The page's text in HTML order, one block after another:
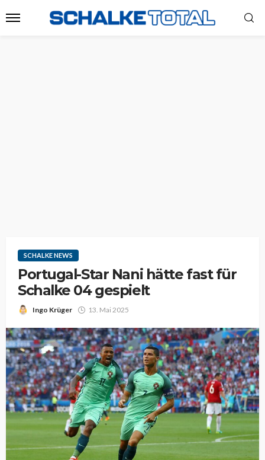
SCHALKE NEWS
Portugal-Star Nani hätte fast für
Schalke 04 gespielt
Ingo Krüger 13. Mai 2025